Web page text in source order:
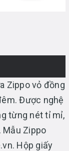
Zippo vỏ đồng
Được nghệ
từng nét tỉ mỉ,
Mẫu Zippo
Hộp giấy